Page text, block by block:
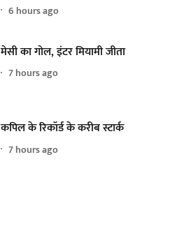
6 hours ago
मेसी का गोल, इंटर मियामी जीता
7 hours ago
कपिल के रिकॉर्ड के करीब स्टार्क
7 hours ago